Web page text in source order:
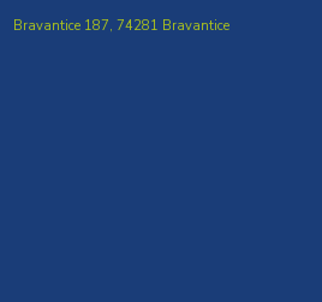
Bravantice 187, 74281 Bravantice